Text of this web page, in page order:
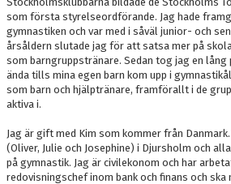
som första styrelseordförande. Jag hade
gymnastiken och var med i såväl junior- och
årsåldern slutade jag för att satsa mer på
som barngruppstränare. Sedan tog jag en lång
ända tills mina egen barn kom upp i
som barn och hjälptränare, framförallt i de
aktiva i.
Jag är gift med Kim som kommer från
(Oliver, Julie och Josephine) i Djursholm och
på gymnastik. Jag är civilekonom och har
redovisningschef inom bank och finans och ska